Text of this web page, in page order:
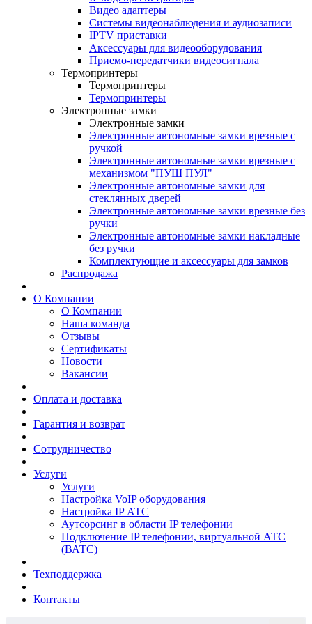
Видео адаптеры
Системы видеонаблюдения и аудиозаписи
IPTV приставки
Аксессуары для видеооборудования
Приемо-передатчики видеосигнала
Термопринтеры
Термопринтеры
Термопринтеры
Электронные замки
Электронные замки
Электронные автономные замки врезные с
ручкой
Электронные автономные замки врезные с
механизмом "ПУШ ПУЛ"
Электронные автономные замки для
стеклянных дверей
Электронные автономные замки врезные без
ручки
Электронные автономные замки накладные
без ручки
Комплектующие и аксессуары для замков
Распродажа
О Компании
О Компании
Наша команда
Отзывы
Сертификаты
Новости
Вакансии
Оплата и доставка
Гарантия и возврат
Сотрудничество
Услуги
Услуги
Настройка VoIP оборудования
Настройка IP АТС
Аутсорсинг в области IP телефонии
Подключение IP телефонии, виртуальной АТС
(ВАТС)
Техподдержка
Контакты